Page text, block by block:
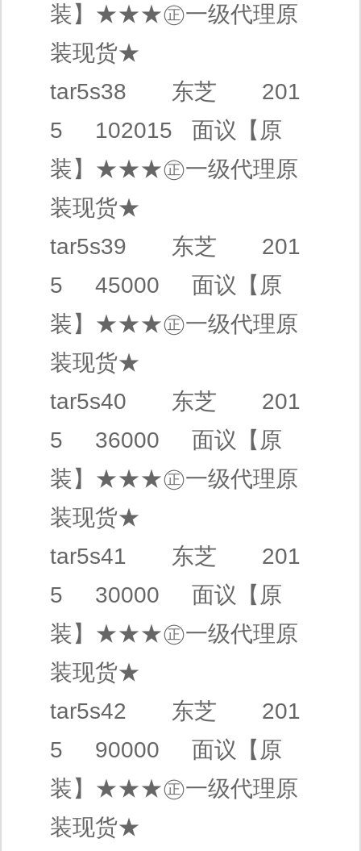
装】 ★★★㊣一级代理原
装现货★
tar5s38 东芝 201
5 102015 面议 【原
装】 ★★★㊣一级代理原
装现货★
tar5s39 东芝 201
5 45000 面议 【原
装】 ★★★㊣一级代理原
装现货★
tar5s40 东芝 201
5 36000 面议 【原
装】 ★★★㊣一级代理原
装现货★
tar5s41 东芝 201
5 30000 面议 【原
装】 ★★★㊣一级代理原
装现货★
tar5s42 东芝 201
5 90000 面议 【原
装】 ★★★㊣一级代理原
装现货★